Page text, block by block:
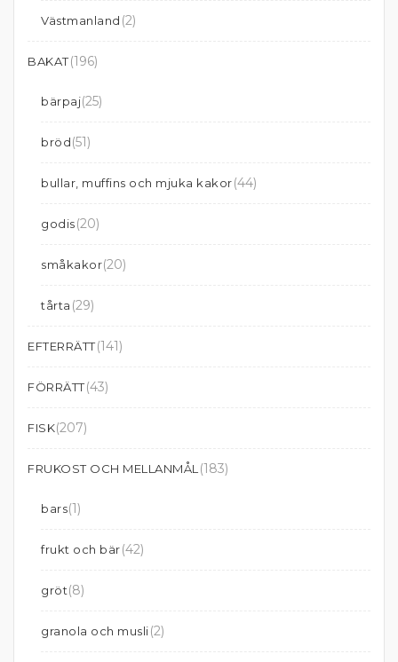
Västmanland (2)
BAKAT(196)
bärpaj(25)
bröd(51)
bullar, muffins och mjuka kakor(44)
godis(20)
småkakor(20)
tårta (29)
EFTERRÄTT(141)
FÖRRÄTT(43)
FISK(207)
FRUKOST OCH MELLANMÅL (183)
bars(1)
frukt och bär(42)
gröt(8)
granola och musli(2)